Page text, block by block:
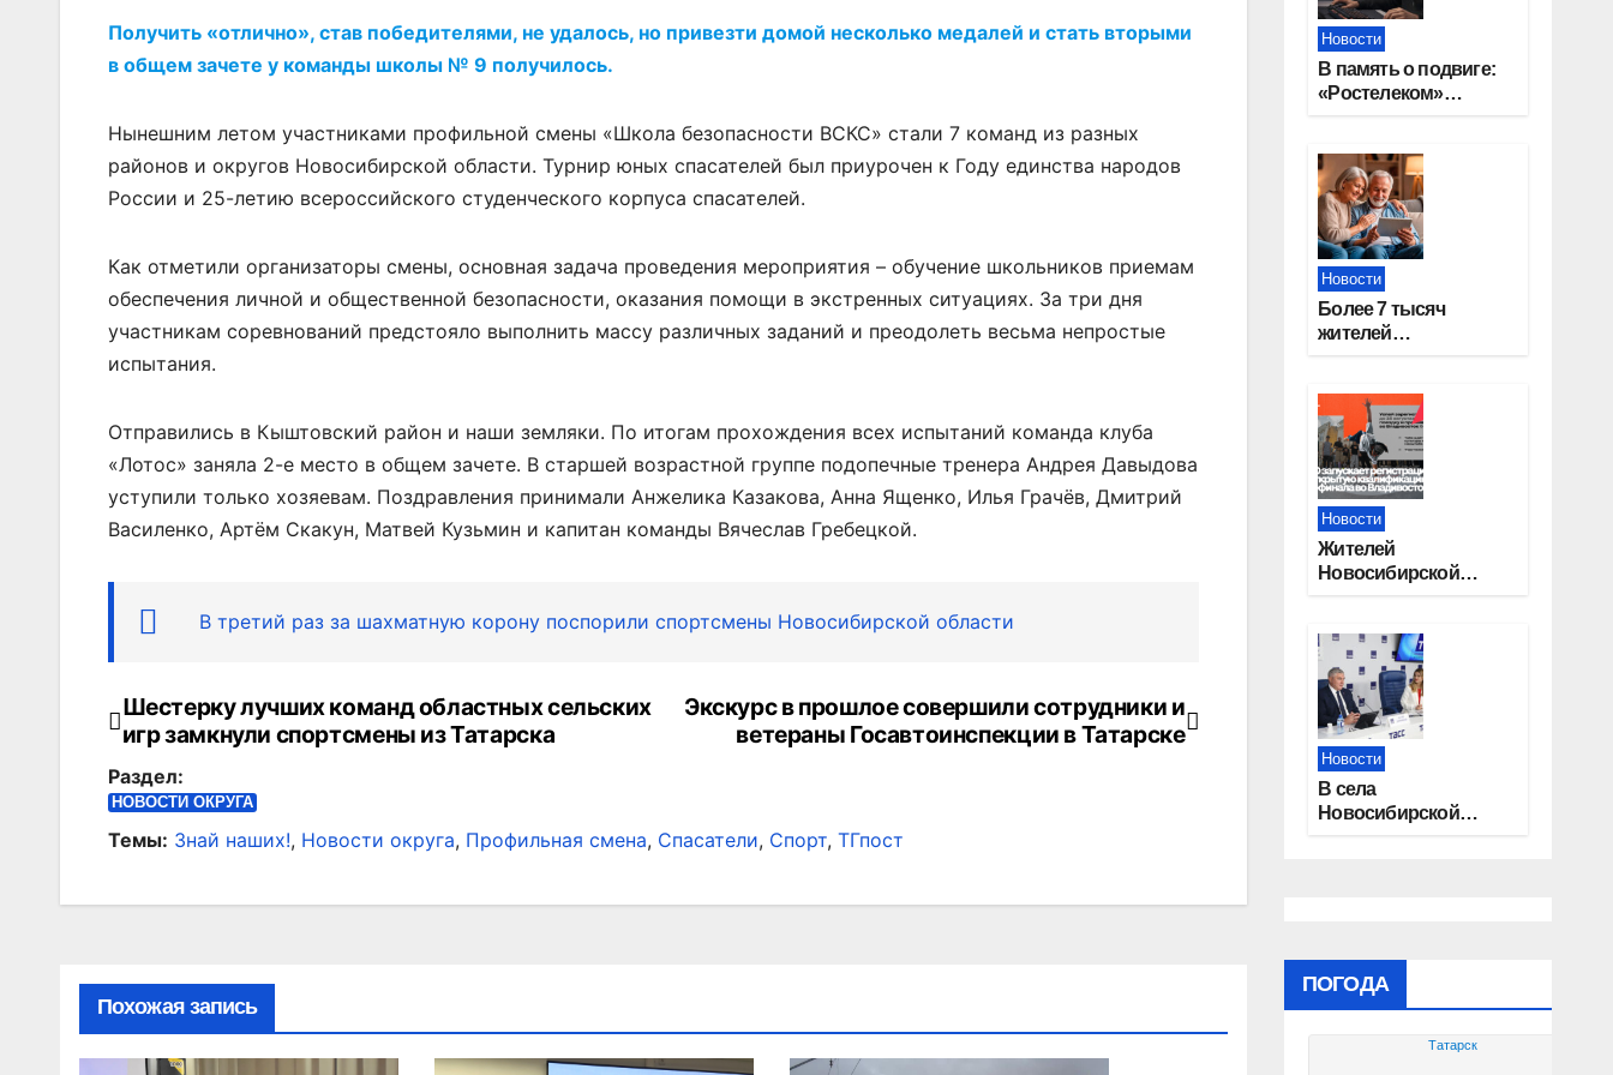
Получить «отлично», став победителями, не удалось, но привезти домой несколько медалей и стать вторыми
в общем зачете у команды школы № 9 получилось.
Нынешним летом участниками профильной смены «Школа безопасности ВСКС» стали 7 команд из разных
районов и округов Новосибирской области. Турнир юных спасателей был приурочен к Году единства народов
России и 25-летию всероссийского студенческого корпуса спасателей.
Как отметили организаторы смены, основная задача проведения мероприятия – обучение школьников приемам
обеспечения личной и общественной безопасности, оказания помощи в экстренных ситуациях. За три дня
участникам соревнований предстояло выполнить массу различных заданий и преодолеть весьма непростые
испытания.
Отправились в Кыштовский район и наши земляки. По итогам прохождения всех испытаний команда клуба
«Лотос» заняла 2-е место в общем зачете. В старшей возрастной группе подопечные тренера Андрея Давыдова
уступили только хозяевам. Поздравления принимали Анжелика Казакова, Анна Ященко, Илья Грачёв, Дмитрий
Василенко, Артём Скакун, Матвей Кузьмин и капитан команды Вячеслав Гребецкой.
В третий раз за шахматную корону поспорили спортсмены Новосибирской области
Навигация
по
записям
Экскурс в прошлое совершили сотрудники и
ветераны Госавтоинспекции в Татарске
Шестерку лучших команд областных сельских
игр замкнули спортсмены из Татарска
Раздел:
НОВОСТИ ОКРУГА
Темы: Знай наших!, Новости округа, Профильная смена, Спасатели, Спорт, ТГпост
Похожая запись
Новости
В память о подвиге:
«Ростелеком»
за Москву»
Новости
Более 7 тысяч
жителей
увеличение пенсии
после 80 лет
Новости
Жителей
Новосибирской
квалификацию
премии «КАРДО»
Новости
В села
Новосибирской
ПОГОДА
Татарск